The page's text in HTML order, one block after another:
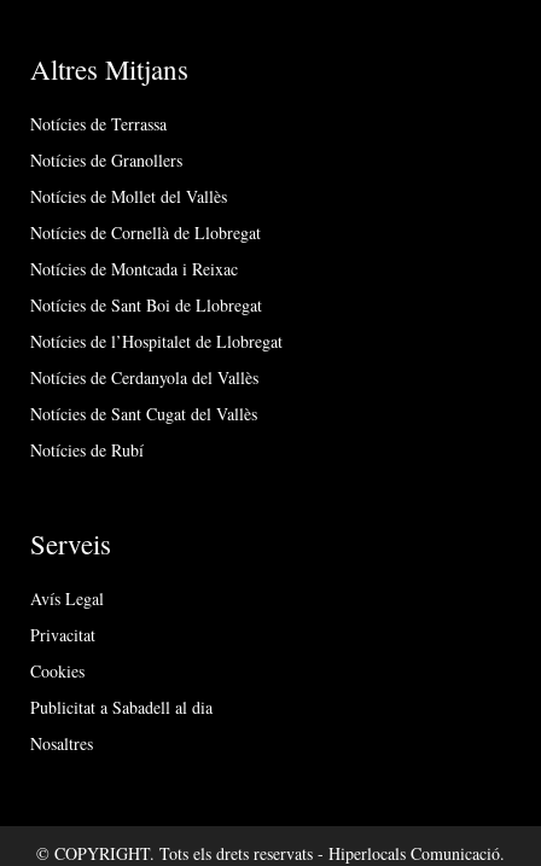
Altres Mitjans
Notícies de Terrassa
Notícies de Granollers
Notícies de Mollet del Vallès
Notícies de Cornellà de Llobregat
Notícies de Montcada i Reixac
Notícies de Sant Boi de Llobregat
Notícies de l’Hospitalet de Llobregat
Notícies de Cerdanyola del Vallès
Notícies de Sant Cugat del Vallès
Notícies de Rubí
Serveis
Avís Legal
Privacitat
Cookies
Publicitat a Sabadell al dia
Nosaltres
© COPYRIGHT. Tots els drets reservats - Hiperlocals Comunicació.